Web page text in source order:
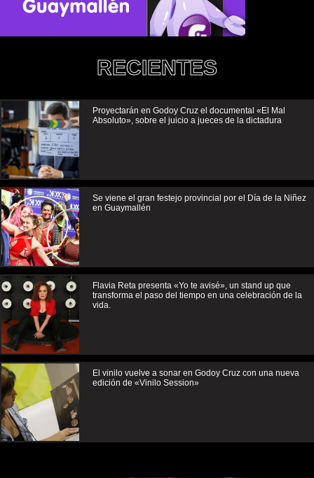
RECIENTES
Proyectarán en Godoy Cruz el documental «El Mal
Absoluto», sobre el juicio a jueces de la dictadura
Se viene el gran festejo provincial por el Día de la Niñez
en Guaymallén
Flavia Reta presenta «Yo te avisé», un stand up que
transforma el paso del tiempo en una celebración de la
vida.
El vinilo vuelve a sonar en Godoy Cruz con una nueva
edición de «Vinilo Session»